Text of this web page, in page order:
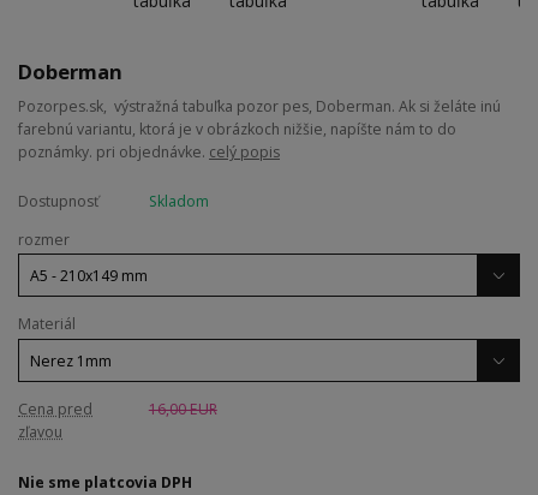
Doberman
Pozorpes.sk, výstražná tabuľka pozor pes, Doberman. Ak si želáte inú
farebnú variantu, ktorá je v obrázkoch nižšie, napíšte nám to do
poznámky. pri objednávke. celý popis
Dostupnosť
Skladom
rozmer
Materiál
Cena pred
zľavou
16,00 EUR
Nie sme platcovia DPH